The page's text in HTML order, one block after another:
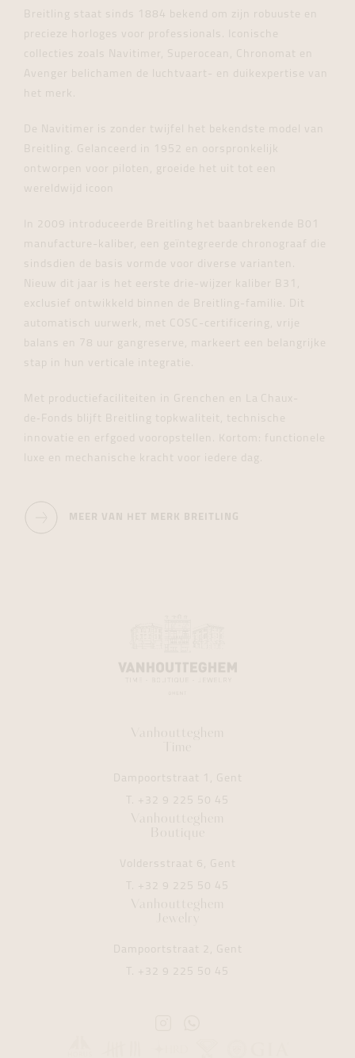
Breitling staat sinds 1884 bekend om zijn robuuste en
precieze horloges voor professionals. Iconische
collecties zoals Navitimer, Superocean, Chronomat en
Avenger belichamen de luchtvaart- en duikexpertise van
het merk.
De Navitimer is zonder twijfel het bekendste model van
Breitling. Gelanceerd in 1952 en oorspronkelijk
ontworpen voor piloten, groeide het uit tot een
wereldwijd icoon
In 2009 introduceerde Breitling het baanbrekende B01
manufacture-kaliber, een geïntegreerde chronograaf die
sindsdien de basis vormde voor diverse varianten.
Nieuw dit jaar is het eerste drie-wijzer kaliber B31,
exclusief ontwikkeld binnen de Breitling-familie. Dit
automatisch uurwerk, met COSC-certificering, vrije
balans en 78 uur gangreserve, markeert een belangrijke
stap in hun verticale integratie.
Met productiefaciliteiten in Grenchen en La Chaux-
de‑Fonds blijft Breitling topkwaliteit, technische
innovatie en erfgoed vooropstellen. Kortom: functionele
luxe en mechanische kracht voor iedere dag.
MEER VAN HET MERK BREITLING
Vanhoutteghem
Time
Dampoortstraat 1, Gent
T. +32 9 225 50 45
Vanhoutteghem
Boutique
Voldersstraat 6, Gent
T. +32 9 225 50 45
Vanhoutteghem
Jewelry
Dampoortstraat 2, Gent
T. +32 9 225 50 45